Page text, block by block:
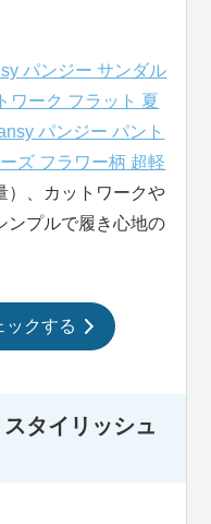
パンジー サンダル
ワーク フラット 夏
パンジー パント
ズ フラワー柄 超軽
）、カットワークや
ンプルで履き心地の
ックする
タイリッシュ